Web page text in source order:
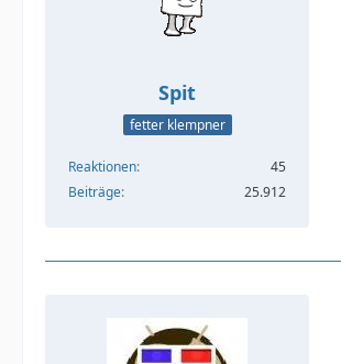
Spit
fetter klempner
Reaktionen
45
Beiträge
25.912